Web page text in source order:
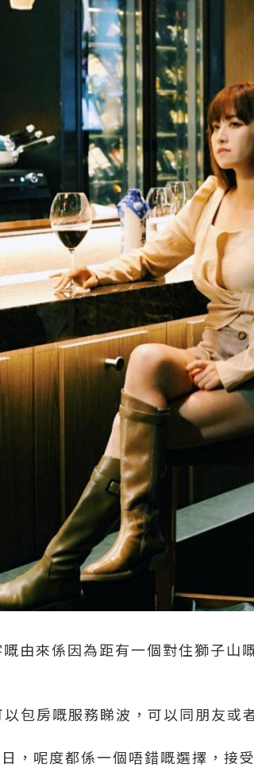
由來係因為距有一個對住獅子山
包房嘅服務睇波，可以同朋友或
，呢度都係一個唔錯嘅選擇，接